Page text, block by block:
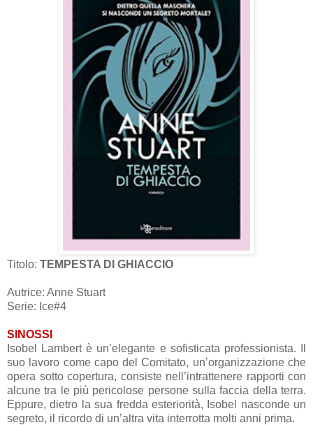
Titolo: TEMPESTA DI GHIACCIO
Autrice: Anne Stuart
Serie: Ice#4
SINOSSI
Isobel Lambert è un’elegante e sofisticata professionista. Il
suo lavoro come capo del Comitato, un’organizzazione che
opera sotto copertura, consiste nell’intrattenere rapporti con
alcune tra le più pericolose persone sulla faccia della terra.
Eppure, dietro la sua fredda esteriorità, Isobel nasconde un
segreto, il ricordo di un’altra vita interrotta molti anni prima.